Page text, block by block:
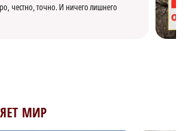
честно, точно. И ничего лишнего
МИР